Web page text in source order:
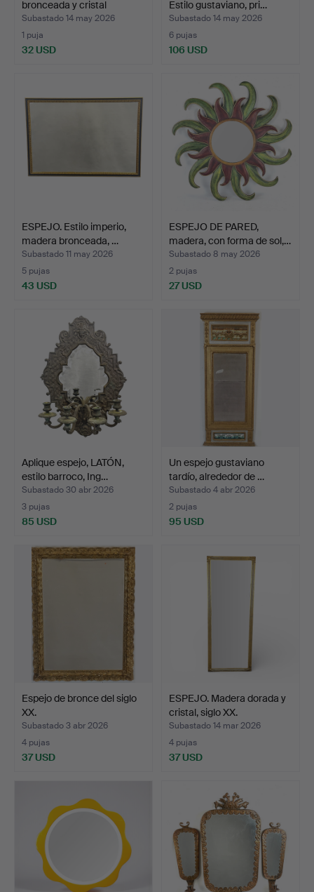
bronceada y cristal
biselad…
Subastado 14 may 2026
1 puja
32 USD
Estilo gustaviano, pri…
Subastado 14 may 2026
6 pujas
106 USD
ESPEJO. Estilo imperio,
madera bronceada, …
Subastado 11 may 2026
5 pujas
43 USD
ESPEJO DE PARED,
madera, con forma de sol,…
Subastado 8 may 2026
2 pujas
27 USD
Aplique espejo, LATÓN,
estilo barroco, Ing…
Subastado 30 abr 2026
3 pujas
85 USD
Un espejo gustaviano
tardío, alrededor de …
Subastado 4 abr 2026
2 pujas
95 USD
Espejo de bronce del siglo
XX.
Subastado 3 abr 2026
4 pujas
37 USD
ESPEJO. Madera dorada y
cristal, siglo XX.
Subastado 14 mar 2026
4 pujas
37 USD